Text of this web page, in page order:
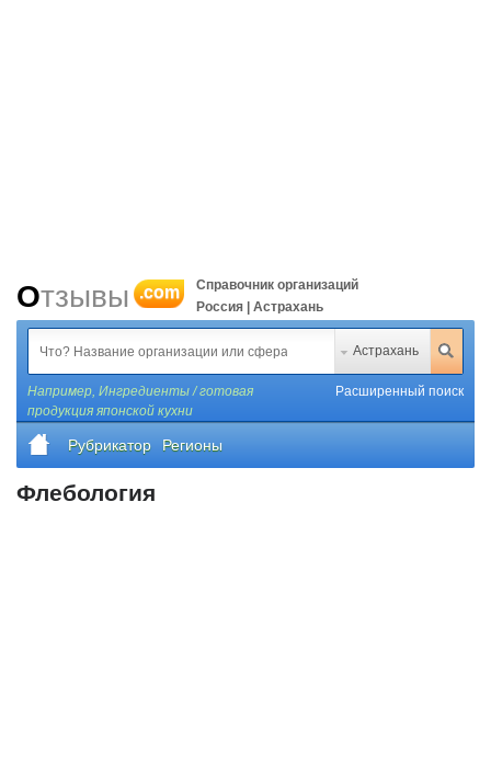
Отзывы .com
Справочник организаций
Россия | Астрахань
Астрахань
Например, Ингредиенты / готовая
продукция японской кухни
Расширенный поиск
Рубрикатор Регионы
Флебология